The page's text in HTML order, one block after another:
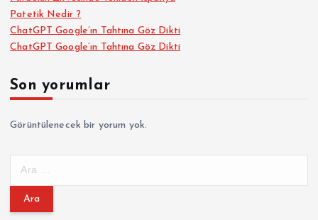
Patetik Nedir ?
ChatGPT Google’ın Tahtına Göz Dikti
ChatGPT Google’ın Tahtına Göz Dikti
Son yorumlar
Görüntülenecek bir yorum yok.
m